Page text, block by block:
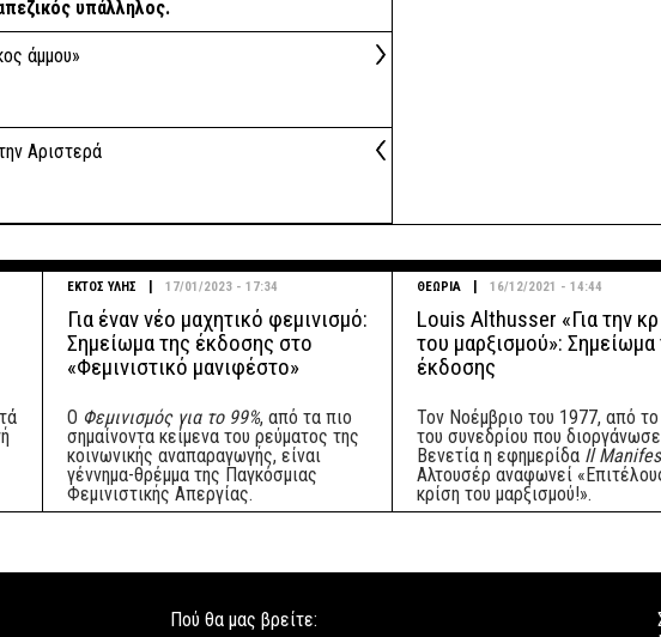
υπάλληλος.
άμμου»
Αριστερά
ΕΚΤΟΣ ΥΛΗΣ 17/01/2023 - 17:34
Για έναν νέο μαχητικό φεμινισμό:
Σημείωμα της έκδοσης στο
«Φεμινιστικό μανιφέστο»
Ο Φεμινισμός για το 99%, από τα πιο
σημαίνοντα κείμενα του ρεύματος της
κοινωνικής αναπαραγωγής, είναι
γέννημα-θρέμμα της Παγκόσμιας
Φεμινιστικής Απεργίας.
ΘΕΩΡΙΑ 16/12/2021 - 14:44
Louis Althusser «Για την
του μαρξισμού»: Σημείωμα
έκδοσης
Τον Νοέμβριο του 1977, από
του συνεδρίου που
Βενετία η εφημερίδα Il
Αλτουσέρ αναφωνεί
κρίση του μαρξισμού!».
Πού θα μας βρείτε: